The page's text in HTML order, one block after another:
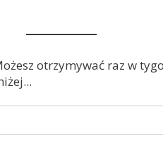
otrzymywać raz w